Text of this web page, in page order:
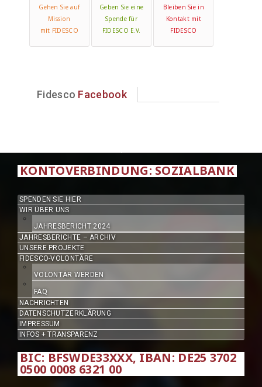
Gehen Sie auf
Mission
mit FIDESCO
Geben Sie eine
Spende für
FIDESCO E.V.
Bleiben Sie in
Kontakt mit
FIDESCO
Fidesco Facebook
KONTOVERBINDUNG: SOZIALBANK
SPENDEN SIE HIER
WIR ÜBER UNS
JAHRESBERICHT 2024
JAHRESBERICHTE – ARCHIV
UNSERE PROJEKTE
FIDESCO-VOLONTÄRE
VOLONTÄR WERDEN
FAQ
NACHRICHTEN
DATENSCHUTZERKLÄRUNG
IMPRESSUM
INFOS + TRANSPARENZ
BIC: BFSWDE33XXX, IBAN: DE25 3702
0500 0008 6321 00